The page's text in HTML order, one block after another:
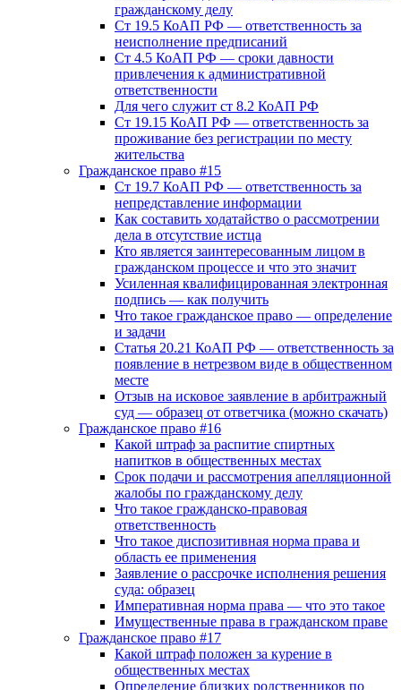
гражданскому делу
Ст 19.5 КоАП РФ — ответственность за
неисполнение предписаний
Ст 4.5 КоАП РФ — сроки давности
привлечения к административной
ответственности
Для чего служит ст 8.2 КоАП РФ
Ст 19.15 КоАП РФ — ответственность за
проживание без регистрации по месту
жительства
Гражданское право #15
Ст 19.7 КоАП РФ — ответственность за
непредставление информации
Как составить ходатайство о рассмотрении
дела в отсутствие истца
Кто является заинтересованным лицом в
гражданском процессе и что это значит
Усиленная квалифицированная электронная
подпись — как получить
Что такое гражданское право — определение
и задачи
Статья 20.21 КоАП РФ — ответственность за
появление в нетрезвом виде в общественном
месте
Отзыв на исковое заявление в арбитражный
суд — образец от ответчика (можно скачать)
Гражданское право #16
Какой штраф за распитие спиртных
напитков в общественных местах
Срок подачи и рассмотрения апелляционной
жалобы по гражданскому делу
Что такое гражданско-правовая
ответственность
Что такое диспозитивная норма права и
область ее применения
Заявление о рассрочке исполнения решения
суда: образец
Императивная норма права — что это такое
Имущественные права в гражданском праве
Гражданское право #17
Какой штраф положен за курение в
общественных местах
Определение близких родственников по